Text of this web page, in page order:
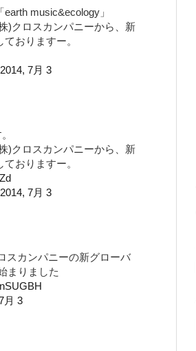
music&ecology」
)クロスカンパニーから、新
おりますー。
2014, 7月 3
)クロスカンパニーから、新
おりますー。
2014, 7月 3
スカンパニーの新グローバ
まりました
月 3